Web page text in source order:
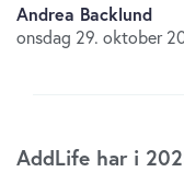
Andrea Backlund
onsdag 29. oktober
AddLife har i